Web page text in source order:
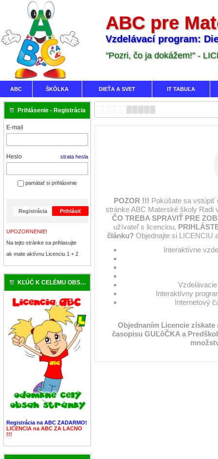
ABC pre
Vzdelávací program:
"Pozri, čo ja dokážem!" -
ABC ŠKÔLKA DIEŤA A SVET IT TABUĽA
Prihlásenie - Registrácia
E-mail
Heslo strata hesla
pamätať si prihlásenie
Registrácia Prihlásiť
UPOZORNENIE!
Na tejto stránke sa prihlasujte
ak mate aktívnu Licenciu 1 + 2
KĽÚČ K CELÉMU OBSAHU
Registrácia na ABC ZADARMO!
LICENCIA na ABC ZA LACNO
!!!
POZOR !!! Pokúšate sa
stránke ABC Materské školy Radi
ČO TREBA SPRAVIŤ PRE
užívateľ s licenciou,
článku?Objednajte si LICENCIU
Interaktívne
Interaktívny
Internetový
Objednaním Licencie
časopisu GUĽôČKA a